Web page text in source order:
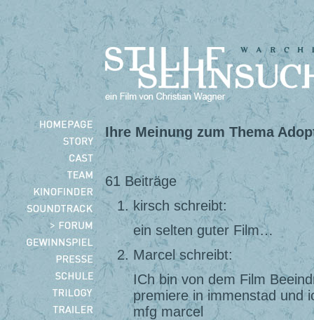
Ihre Meinung zum Thema
61 Beiträge
kirsch schreibt:
ein selten guter Film…
Marcel schreibt:
ICh bin von dem Film
premiere in immenstad und
mfg marcel